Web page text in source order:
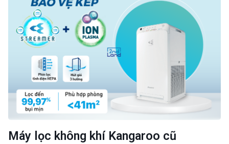
Máy lọc không khí Kangaroo cũ